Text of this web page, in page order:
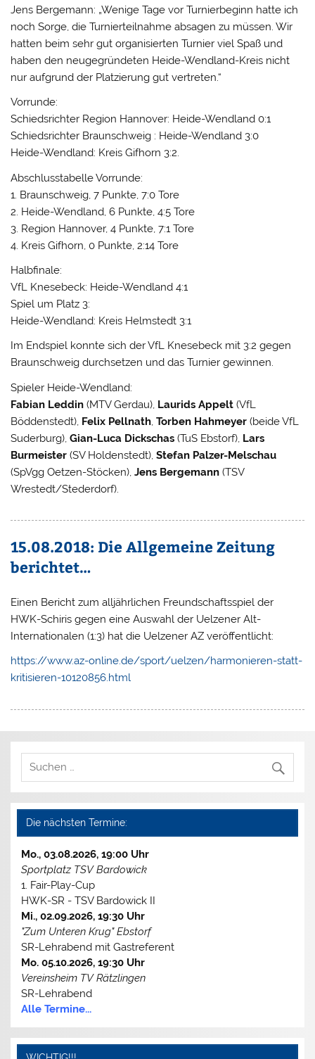
Jens Bergemann: „Wenige Tage vor Turnierbeginn hatte ich
noch Sorge, die Turnierteilnahme absagen zu müssen. Wir
hatten beim sehr gut organisierten Turnier viel Spaß und
haben den neugegründeten Heide-Wendland-Kreis nicht
nur aufgrund der Platzierung gut vertreten.“
Vorrunde:
Schiedsrichter Region Hannover: Heide-Wendland 0:1
Schiedsrichter Braunschweig : Heide-Wendland 3:0
Heide-Wendland: Kreis Gifhorn 3:2.
Abschlusstabelle Vorrunde:
1. Braunschweig, 7 Punkte, 7:0 Tore
2. Heide-Wendland, 6 Punkte, 4:5 Tore
3. Region Hannover, 4 Punkte, 7:1 Tore
4. Kreis Gifhorn, 0 Punkte, 2:14 Tore
Halbfinale:
VfL Knesebeck: Heide-Wendland 4:1
Spiel um Platz 3:
Heide-Wendland: Kreis Helmstedt 3:1
Im Endspiel konnte sich der VfL Knesebeck mit 3:2 gegen
Braunschweig durchsetzen und das Turnier gewinnen.
Spieler Heide-Wendland:
Fabian Leddin (MTV Gerdau), Laurids Appelt (VfL
Böddenstedt), Felix Pellnath,Torben Hahmeyer (beide VfL
Suderburg),Gian-Luca Dickschas (TuS Ebstorf), Lars
Burmeister (SV Holdenstedt),Stefan Palzer-Melschau
(SpVgg Oetzen-Stöcken),Jens Bergemann (TSV
Wrestedt/Stederdorf).
15.08.2018: Die Allgemeine Zeitung
berichtet…
Einen Bericht zum alljährlichen Freundschaftsspiel der
HWK-Schiris gegen eine Auswahl der Uelzener Alt-
Internationalen (1:3) hat die Uelzener AZ veröffentlicht:
https://www.az-online.de/sport/uelzen/harmonieren-statt-
kritisieren-10120856.html
Die nächsten Termine:
Mo., 03.08.2026, 19:00 Uhr
Sportplatz TSV Bardowick
1. Fair-Play-Cup
HWK-SR - TSV Bardowick II
Mi., 02.09.2026, 19:30 Uhr
"Zum Unteren Krug" Ebstorf
SR-Lehrabend mit Gastreferent
Mo. 05.10.2026, 19:30 Uhr
Vereinsheim TV Rätzlingen
SR-Lehrabend
Alle Termine...